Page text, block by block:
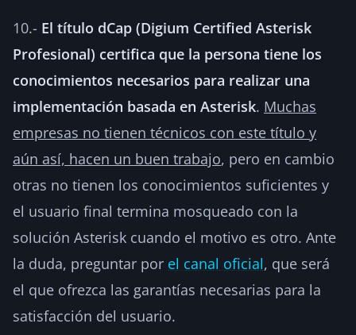
10.- El título dCap (Digium Certified Asterisk
Profesional) certifica que la persona tiene los
conocimientos necesarios para realizar una
implementación basada en Asterisk. Muchas
empresas no tienen técnicos con este título y
aún así, hacen un buen trabajo, pero en cambio
otras no tienen los conocimientos suficientes y
el usuario final termina mosqueado con la
solución Asterisk cuando el motivo es otro. Ante
la duda, preguntar por el canal oficial, que será
el que ofrezca las garantías necesarias para la
satisfacción del usuario.